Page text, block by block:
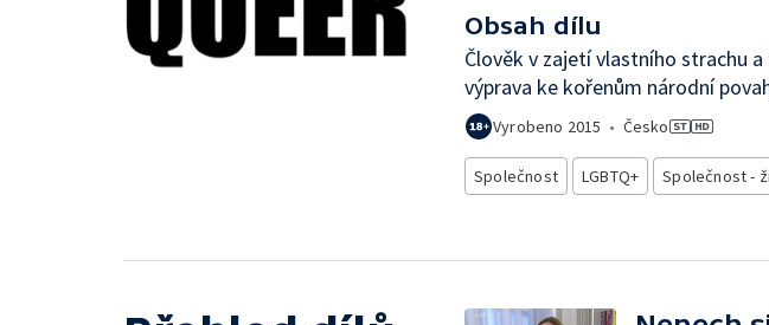
Obsah dílu
Člověk v zajetí vlastního strachu
výprava ke kořenům národní
Vyrobeno 2015 • Česko
Společnost LGBTQ+ Společnost -